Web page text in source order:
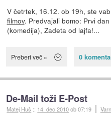
V četrtek, 16.12. ob 19h, ste
filmov. Predvajali bomo: Prvi
(komedija), Zadeta od lajfa!...
Preberi več » 0
De-Mail toži E-Post
Matej Huš :: 14. dec 2010ob 07:19